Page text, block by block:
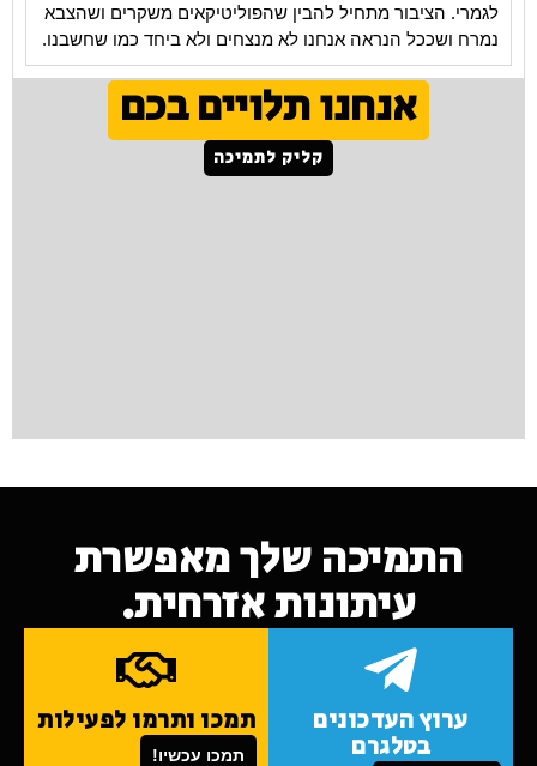
לגמרי. הציבור מתחיל להבין שהפוליטיקאים משקרים ושהצבא
נמרח ושככל הנראה אנחנו לא מנצחים ולא ביחד כמו שחשבנו.
אנחנו תלויים בכם
קליק לתמיכה
התמיכה שלך מאפשרת
עיתונות אזרחית.
ערוץ העדכונים
בטלגרם
תמכו ותרמו לפעילות
תמכו עכשיו!